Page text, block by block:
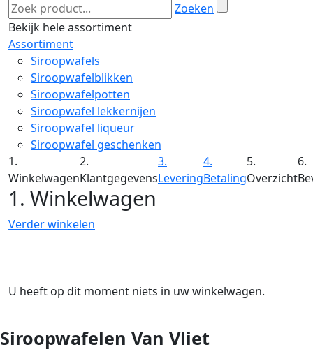
Zoeken
Bekijk hele assortiment
Assortiment
Siroopwafels
Siroopwafelblikken
Siroopwafelpotten
Siroopwafel lekkernijen
Siroopwafel liqueur
Siroopwafel geschenken
1.
Winkelwagen
2.
Klantgegevens
3.
Levering
4.
Betaling
5.
Overzicht
6.
1. Winkelwagen
Verder winkelen
U heeft op dit moment niets in uw winkelwagen.
Siroopwafelen Van Vliet